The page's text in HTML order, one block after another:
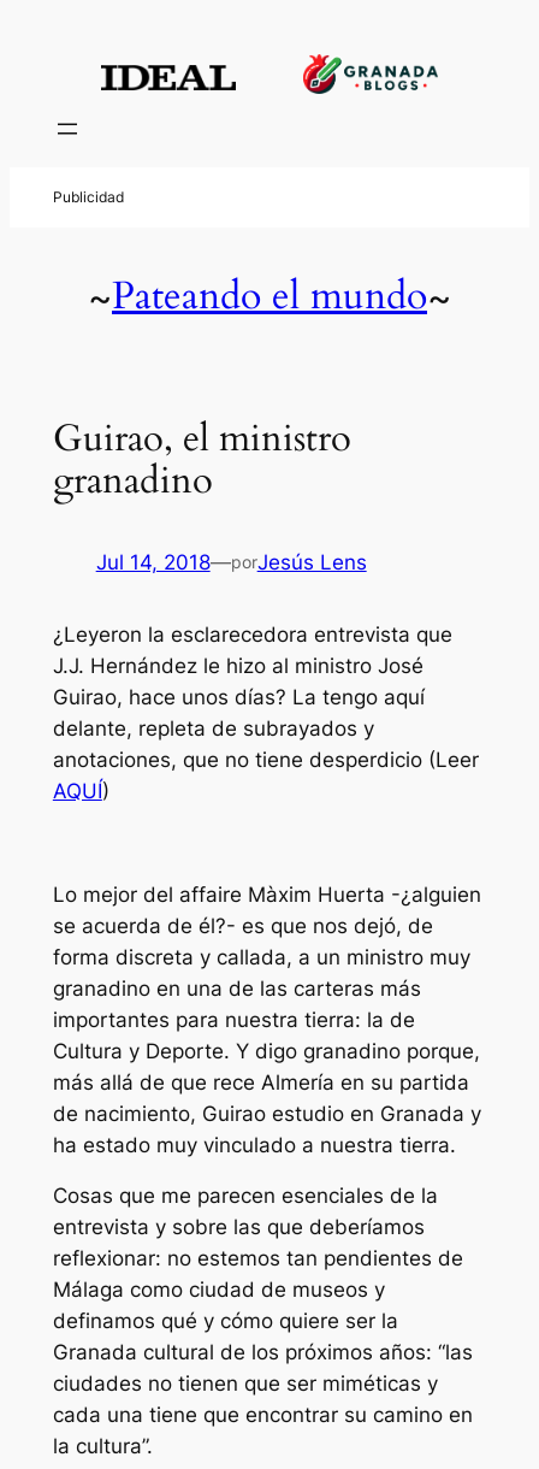
~Pateando el mundo~
Guirao, el ministro
granadino
Jul 14, 2018—porJesús Lens
¿Leyeron la esclarecedora entrevista que
J.J. Hernández le hizo al ministro José
Guirao, hace unos días? La tengo aquí
delante, repleta de subrayados y
anotaciones, que no tiene desperdicio (Leer
AQUÍ)
Lo mejor del affaire Màxim Huerta -¿alguien
se acuerda de él?- es que nos dejó, de
forma discreta y callada, a un ministro muy
granadino en una de las carteras más
importantes para nuestra tierra: la de
Cultura y Deporte. Y digo granadino porque,
más allá de que rece Almería en su partida
de nacimiento, Guirao estudio en Granada y
ha estado muy vinculado a nuestra tierra.
Cosas que me parecen esenciales de la
entrevista y sobre las que deberíamos
reflexionar: no estemos tan pendientes de
Málaga como ciudad de museos y
definamos qué y cómo quiere ser la
Granada cultural de los próximos años: “las
ciudades no tienen que ser miméticas y
cada una tiene que encontrar su camino en
la cultura”.